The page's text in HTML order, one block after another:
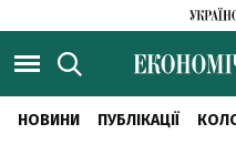
НОВИНИ ПУБЛІКАЦІЇ